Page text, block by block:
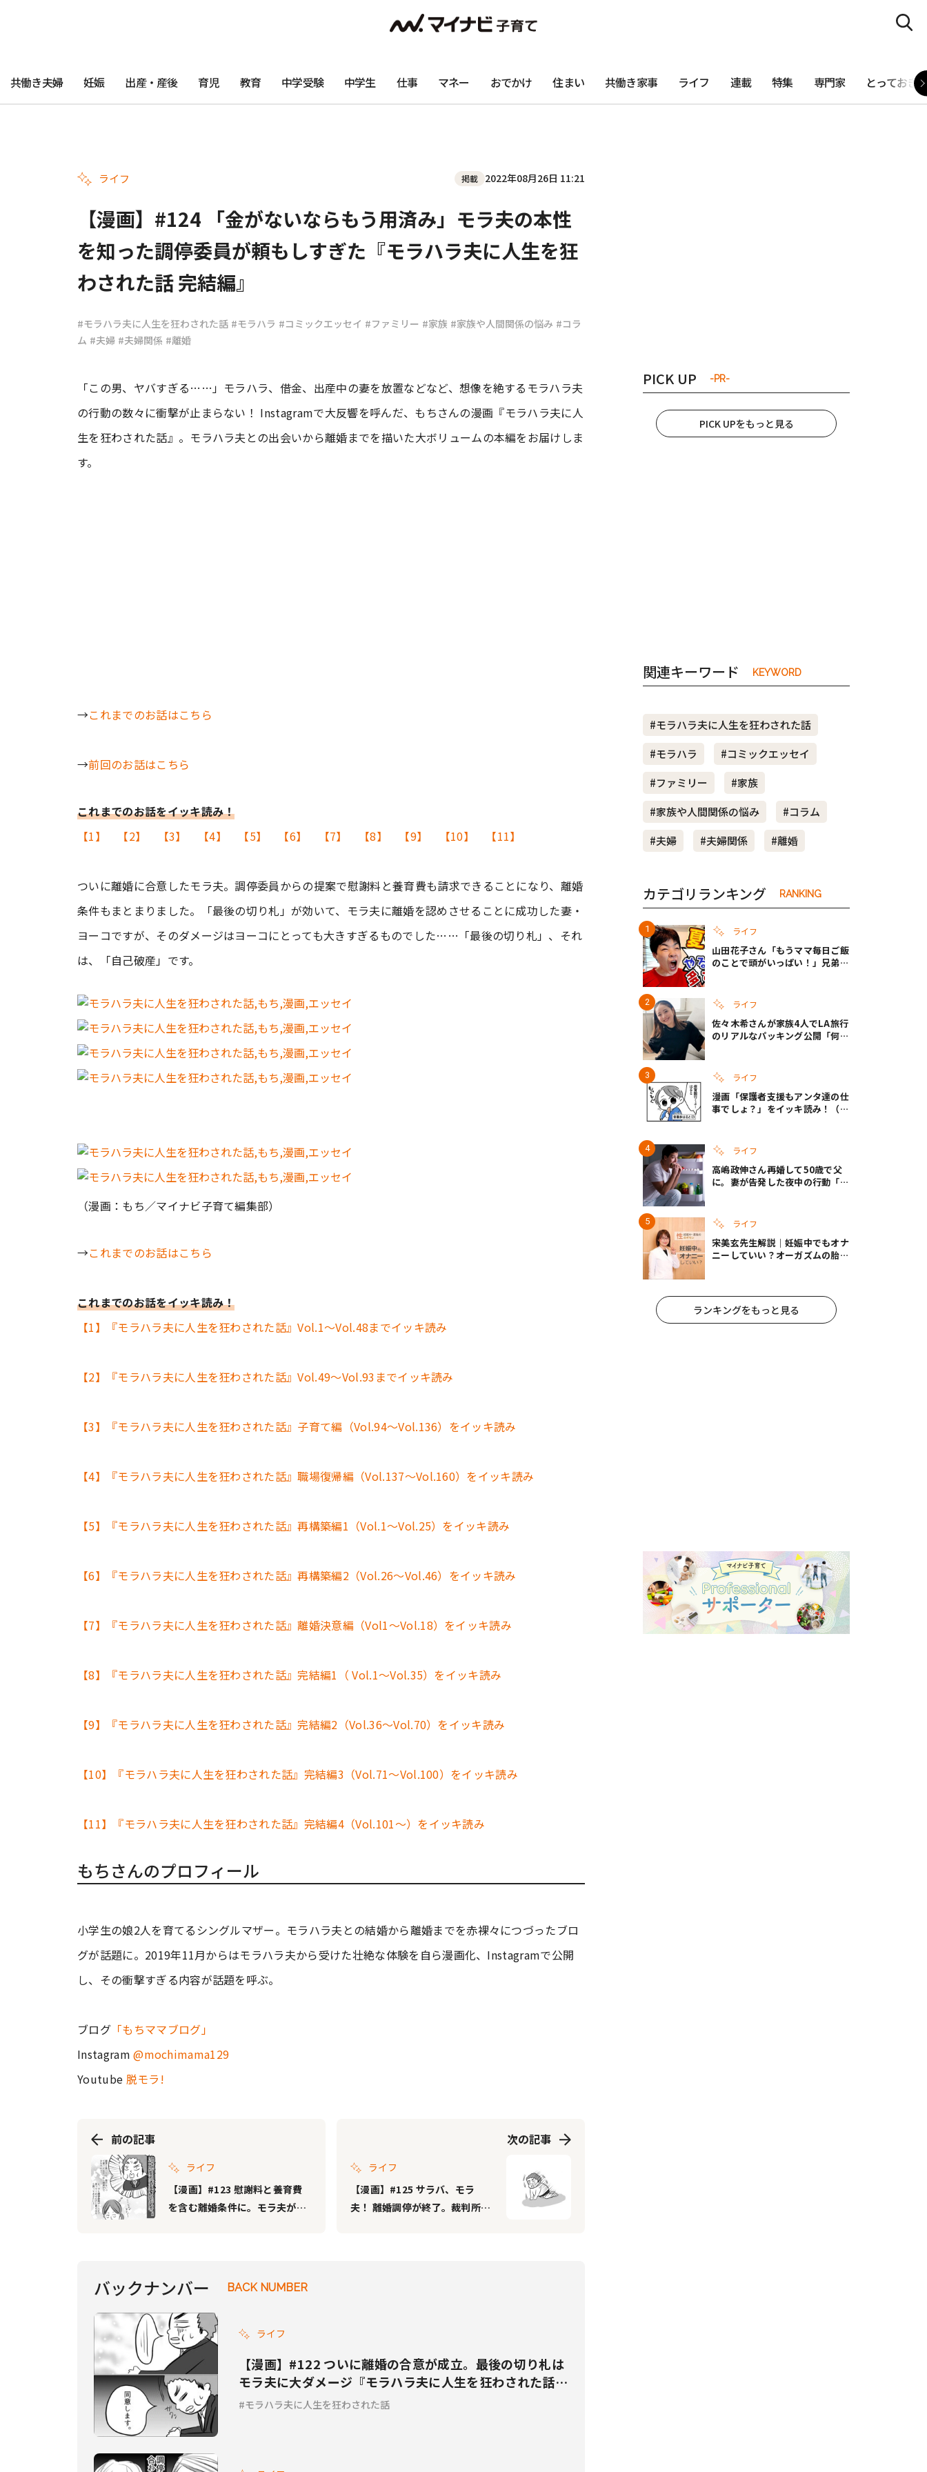
#渡邊大地の令和的ワーパパ道 #ベビーニュース #マタニティニュース
共働き夫婦 妊娠 出産・産後 育児 教育 中学受験 中学生 仕事 マネー おでかけ 住まい 共働き家事 ライフ 連載 特集 専門家 とっておき
ライフ 掲載 2022年08月26日 11:21
【漫画】#124 「金がないならもう用済み」モラ夫の本性
を知った調停委員が頼もしすぎた『モラハラ夫に人生を狂
わされた話 完結編』
#モラハラ夫に人生を狂わされた話 #モラハラ #コミックエッセイ #ファミリー #家族 #家族や人間関係の悩み #コラ
ム #夫婦 #夫婦関係 #離婚
「この男、ヤバすぎる……」モラハラ、借金、出産中の妻を放置などなど、想像を絶するモラハラ夫
の行動の数々に衝撃が止まらない！ Instagramで大反響を呼んだ、もちさんの漫画『モラハラ夫に人
生を狂わされた話』。モラハラ夫との出会いから離婚までを描いた大ボリュームの本編をお届けしま
す。
→これまでのお話はこちら
→前回のお話はこちら
これまでのお話をイッキ読み！
【1】
【2】 【3】 【4】 【5】 【6】 【7】 【8】 【9】 【10】 【11】
ついに離婚に合意したモラ夫。調停委員からの提案で慰謝料と養育費も請求できることになり、離婚
条件もまとまりました。「最後の切り札」が効いて、モラ夫に離婚を認めさせることに成功した妻・
ヨーコですが、そのダメージはヨーコにとっても大きすぎるものでした……「最後の切り札」、それ
は、「自己破産」です。
（漫画：もち／マイナビ子育て編集部）
→これまでのお話はこちら
これまでのお話をイッキ読み！
【1】『モラハラ夫に人生を狂わされた話』Vol.1～Vol.48までイッキ読み
【2】『モラハラ夫に人生を狂わされた話』Vol.49～Vol.93までイッキ読み
【3】『モラハラ夫に人生を狂わされた話』子育て編（Vol.94～Vol.136）をイッキ読み
【4】『モラハラ夫に人生を狂わされた話』職場復帰編（Vol.137～Vol.160）をイッキ読み
【5】『モラハラ夫に人生を狂わされた話』再構築編1（Vol.1～Vol.25）をイッキ読み
【6】『モラハラ夫に人生を狂わされた話』再構築編2（Vol.26～Vol.46）をイッキ読み
【7】『モラハラ夫に人生を狂わされた話』離婚決意編（Vol1～Vol.18）をイッキ読み
【8】『モラハラ夫に人生を狂わされた話』完結編1（ Vol.1～Vol.35）をイッキ読み
【9】『モラハラ夫に人生を狂わされた話』完結編2（Vol.36～Vol.70）をイッキ読み
【10】『モラハラ夫に人生を狂わされた話』完結編3（Vol.71～Vol.100）をイッキ読み
【11】『モラハラ夫に人生を狂わされた話』完結編4（Vol.101～）をイッキ読み
もちさんのプロフィール
小学生の娘2人を育てるシングルマザー。モラハラ夫との結婚から離婚までを赤裸々につづったブロ
グが話題に。2019年11月からはモラハラ夫から受けた壮絶な体験を自ら漫画化、Instagramで公開
し、その衝撃すぎる内容が話題を呼ぶ。
ブログ「もちママブログ」
Instagram@mochimama129
Youtube 脱モラ!
前の記事
ライフ
【漫画】#123 慰謝料と養育費
を含む離婚条件に。モラ夫が折
次の記事
ライフ
【漫画】#125 サラバ、モラ
夫！ 離婚調停が終了。裁判所か
バックナンバー BACK NUMBER
ライフ
【漫画】#122 ついに離婚の合意が成立。最後の切り札は
モラ夫に大ダメージ『モラハラ夫に人生を狂わされた話
完結編』
モラハラ夫に人生を狂わされた話
PICK UP -PR-
PICK UPをもっと見る
関連キーワード KEYWORD
#モラハラ夫に人生を狂わされた話
#モラハラ
#コミックエッセイ
#ファミリー
#家族
#家族や人間関係の悩み
#コラム
#夫婦
#夫婦関係 #離婚
カテゴリランキング RANKING
ライフ
山田花子さん「もうママ毎日ご飯
のことで頭がいっぱい！」兄弟夏
ライフ
佐々木希さんが家族4人でLA旅行
のリアルなパッキング公開「何が
ライフ
漫画「保護者支援もアンタ達の仕
事でしょ？」をイッキ読み！（右
ライフ
高嶋政伸さん再婚して50歳で父
に。妻が告発した夜中の行動「こ
ライフ
宋美玄先生解説｜妊娠中でもオナ
ニーしていい？オーガズムの胎児
ランキングをもっと見る